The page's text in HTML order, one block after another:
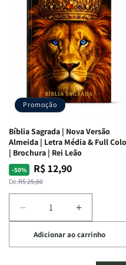
Mulheres
da
Bíblia
Isabelle
S.
Alves
Mulheres
da
Bíblia
|
Isabelle
S.
Alves
Promoção
Bíblia Sagrada | Nova Versão
Almeida | Letra Média & Full
| Brochura | Rei Leão
-50%
Preço
normal
De:R$ 25,80
Preço
promocional
R$ 12,90
Diminuir
a
quantidade
de
Aumentar
a
quantidade
de
Bíblia
Adicionar ao carrinho